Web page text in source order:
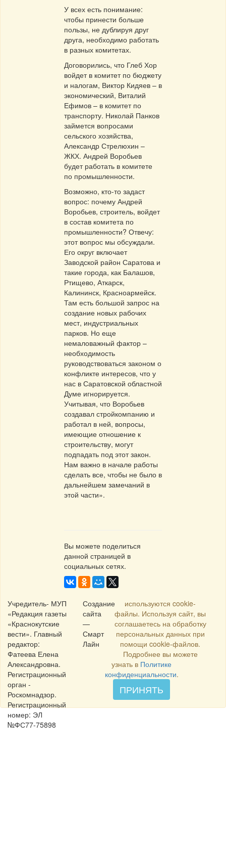
У всех есть понимание:
чтобы принести больше
пользы, не дублируя друг
друга, необходимо работать
в разных комитетах.
Договорились, что Глеб Хор
войдет в комитет по бюджету
и налогам, Виктор Кидяев – в
экономический, Виталий
Ефимов – в комитет по
транспорту. Николай Панков
займется вопросами
сельского хозяйства,
Александр Стрелюхин –
ЖКХ. Андрей Воробьев
будет работать в комитете
по промышленности.
Возможно, кто-то задаст
вопрос: почему Андрей
Воробьев, строитель, войдет
в состав комитета по
промышленности? Отвечу:
этот вопрос мы обсуждали.
Его округ включает
Заводской район Саратова и
такие города, как Балашов,
Ртищево, Аткарск,
Калининск, Красноармейск.
Там есть большой запрос на
создание новых рабочих
мест, индустриальных
парков. Но еще
немаловажный фактор –
необходимость
руководствоваться законом о
конфликте интересов, что у
нас в Саратовской областной
Думе игнорируется.
Учитывая, что Воробьев
создавал стройкомпанию и
работал в ней, вопросы,
имеющие отношение к
строительству, могут
подпадать под этот закон.
Нам важно в начале работы
сделать все, чтобы не было в
дальнейшем замечаний в
этой части».
Вы можете поделиться
данной страницей в
социальных сетях.
Учредитель- МУП
«Редакция газеты
«Краснокутские
вести». Главный
редактор:
Фатеева Елена
Александровна.
Регистрационный
орган -
Роскомнадзор.
Регистрационный
номер: ЭЛ
№ФС77-75898
Создание
сайта
—
Смарт
Лайн
используются cookie-
файлы. Используя сайт, вы
соглашаетесь на обработку
персональных данных при
помощи cookie-файлов.
Подробнее вы можете
узнать в Политике
конфиденциальности.
ПРИНЯТЬ